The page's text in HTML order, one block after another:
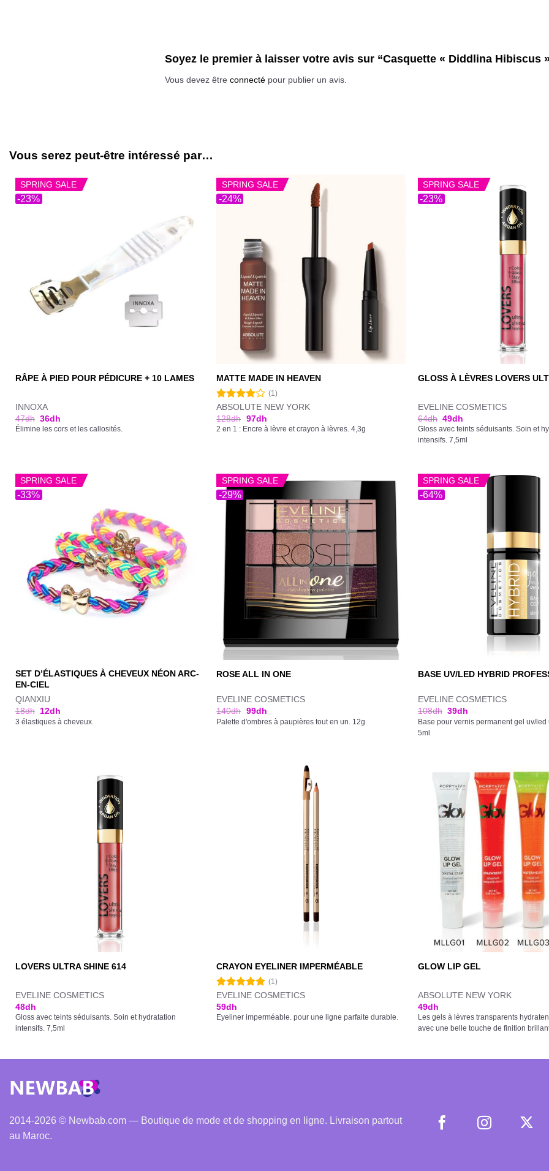
Soyez le premier à laisser votre avis sur “Casquette « Diddlina Hibiscus
Vous devez être connecté pour publier un avis.
Vous serez peut-être intéressé par…
-23%
SPRING SALE
RÂPE À PIED POUR PÉDICURE + 10 LAMES
INNOXA
47dh 36dh
Élimine les cors et les callosités.
-24%
SPRING SALE
MATTE MADE IN HEAVEN
Note
4.00sur
5
(1)
ABSOLUTE NEW YORK
128dh 97dh
2 en 1 : Encre à lèvre et crayon à lèvres. 4,3g
-23%
SPRING SALE
GLOSS À LÈVRES LOVERS
EVELINE COSMETICS
64dh 49dh
Gloss avec teints séduisants. Soin et
intensifs. 7,5ml
-33%
SPRING SALE
SET D’ÉLASTIQUES À CHEVEUX NÉON ARC-
EN-CIEL
QIANXIU
18dh 12dh
3 élastiques à cheveux.
-29%
SPRING SALE
ROSE ALL IN ONE
EVELINE COSMETICS
140dh 99dh
Palette d'ombres à paupières tout en un. 12g
-64%
SPRING SALE
BASE UV/LED HYBRID
EVELINE COSMETICS
108dh 39dh
Base pour vernis permanent gel uv/led
5ml
LOVERS ULTRA SHINE 614
EVELINE COSMETICS
48dh
Gloss avec teints séduisants. Soin et hydratation
intensifs. 7,5ml
CRAYON EYELINER IMPERMÉABLE
Note5.00
sur 5
(1)
EVELINE COSMETICS
59dh
Eyeliner imperméable. pour une ligne parfaite durable.
GLOW LIP GEL
ABSOLUTE NEW YORK
49dh
Les gels à lèvres transparents
avec une belle touche de finition
2014-2026 © Newbab.com — Boutique de mode et de shopping en ligne. Livraison partout
au Maroc.